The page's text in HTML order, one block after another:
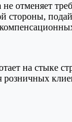
стороны,
на стыке
розничных